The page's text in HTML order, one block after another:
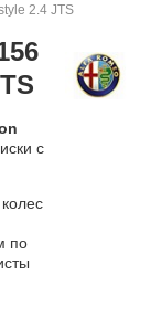
2.4 JTS
с
по